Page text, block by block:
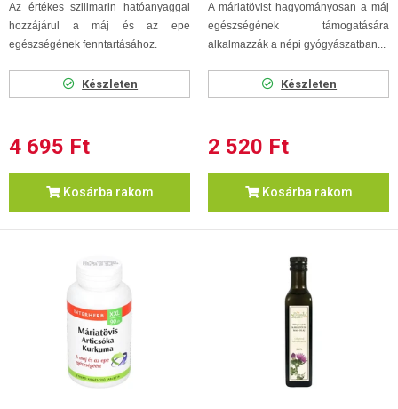
Az értékes szilimarin hatóanyaggal
hozzájárul a máj és az epe
egészségének fenntartásához.
Készleten
4 695 Ft
Kosárba rakom
A máriatövist hagyományosan a máj
egészségének támogatására
alkalmazzák a népi gyógyászatban...
Készleten
2 520 Ft
Kosárba rakom